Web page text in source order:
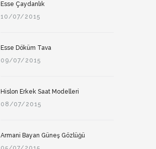
Esse Çaydanlık
10/07/2015
Esse Döküm Tava
09/07/2015
Hislon Erkek Saat Modelleri
08/07/2015
Armani Bayan Güneş Gözlüğü